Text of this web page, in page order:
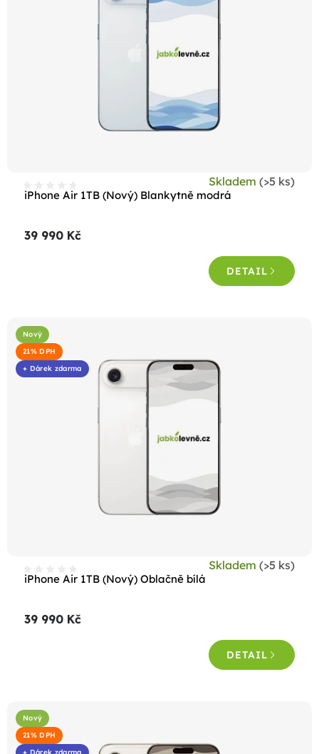
iPhone Air 1TB (Nový) Blankytně modrá
Skladem (>5 ks)
39 990 Kč
DETAIL
Nový
21% DPH
+ Dárek zdarma
iPhone Air 1TB (Nový) Oblačně bílá
Skladem (>5 ks)
39 990 Kč
DETAIL
Nový
21% DPH
+ Dárek zdarma